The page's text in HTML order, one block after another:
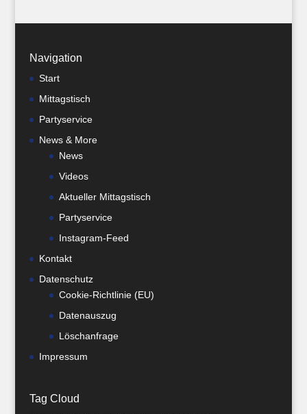
Navigation
Start
Mittagstisch
Partyservice
News & More
News
Videos
Aktueller Mittagstisch
Partyservice
Instagram-Feed
Kontakt
Datenschutz
Cookie-Richtlinie (EU)
Datenauszug
Löschanfrage
Impressum
Tag Cloud